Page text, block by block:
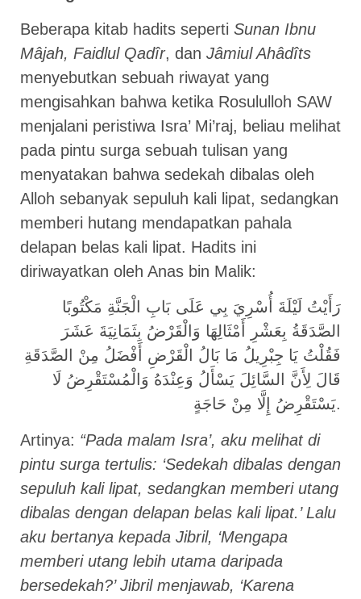
Beberapa kitab hadits seperti Sunan Ibnu
Mâjah, Faidlul Qadîr, dan Jâmiul Ahâdîts
menyebutkan sebuah riwayat yang
mengisahkan bahwa ketika Rosululloh SAW
menjalani peristiwa Isra’ Mi’raj, beliau melihat
pada pintu surga sebuah tulisan yang
menyatakan bahwa sedekah dibalas oleh
Alloh sebanyak sepuluh kali lipat, sedangkan
memberi hutang mendapatkan pahala
delapan belas kali lipat. Hadits ini
diriwayatkan oleh Anas bin Malik:
رَأَيْتُ لَيْلَةَ أُسْرِيَ بِي عَلَى بَابِ الْجَنَّةِ مَكْتُوبًا
الصَّدَقَةُ بِعَشْرِ أَمْثَالِهَا وَالْقَرْضُ بِثَمَانِيَةَ عَشَرَ
فَقُلْتُ يَا جِبْرِيلُ مَا بَالُ الْقَرْضِ أَفْضَلُ مِنْ الصَّدَقَةِ
قَالَ لِأَنَّ السَّائِلَ يَسْأَلُ وَعِنْدَهُ وَالْمُسْتَقْرِضُ لَا
يَسْتَقْرِضُ إِلَّا مِنْ حَاجَةٍ.
Artinya: “Pada malam Isra’, aku melihat di
pintu surga tertulis: ‘Sedekah dibalas dengan
sepuluh kali lipat, sedangkan memberi utang
dibalas dengan delapan belas kali lipat.’ Lalu
aku bertanya kepada Jibril, ‘Mengapa
memberi utang lebih utama daripada
bersedekah?’ Jibril menjawab, ‘Karena